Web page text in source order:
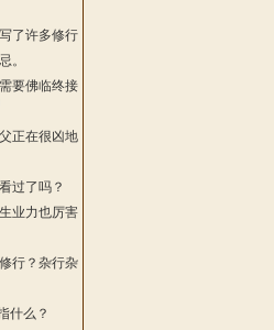
了许多修行
。
要佛临终接
正在很凶地
过了吗？
业力也厉害
行？杂行杂
什么？